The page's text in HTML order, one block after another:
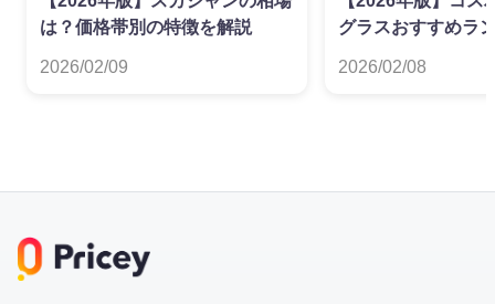
は？価格帯別の特徴を解説
2026/02/09
グラスおすすめラ
2026/02/08